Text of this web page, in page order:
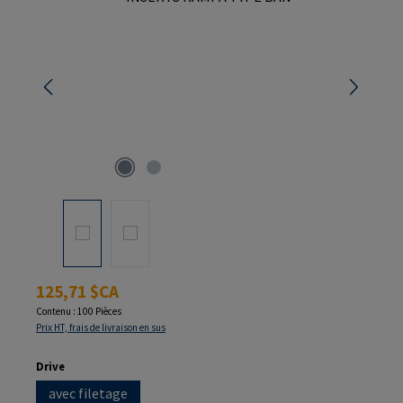
Prix régulier :
125,71 $CA
Contenu : 100 Pièces
Prix HT, frais de livraison en sus
Sélectionnez
Drive
avec filetage